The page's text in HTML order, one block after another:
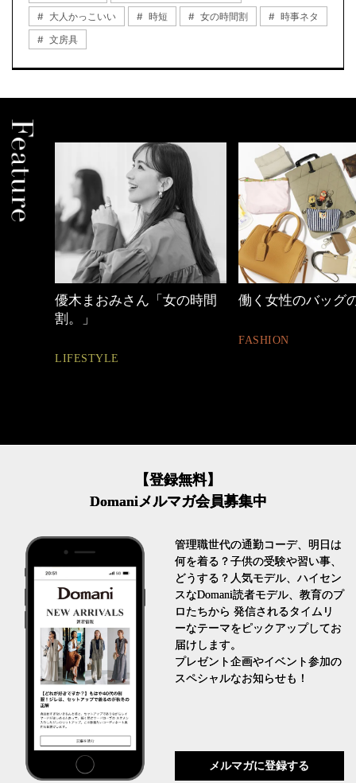
大人かっこいい 時短 女の時間割
時事ネタ
文房具
働く女性のバッグの中身
心地よくいられる
【登録無料】
Domaniメルマガ会員募集中
管理職世代の通勤コーデ、明日は
何を着る？子供の受験や習い事、
どうする？人気モデル、ハイセン
スなDomani読者モデル、教育のプ
ロたちから 発信されるタイムリ
ーなテーマをピックアップしてお
届けします。
プレゼント企画やイベント参加の
スペシャルなお知らせも！
メルマガに登録する